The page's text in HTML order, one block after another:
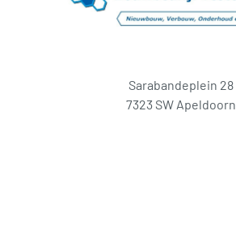
Sarabandeplein 28
7323 SW Apeldoorn